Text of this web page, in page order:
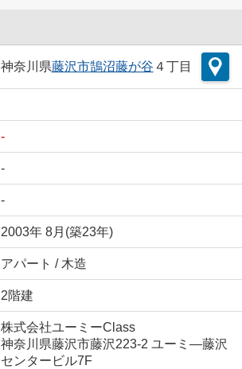
神奈川県藤沢市鵠沼藤が谷 ４丁目
-
-
-
2003年 8月(築23年)
アパート / 木造
2階建
株式会社ユーミーClass
神奈川県藤沢市藤沢223-2 ユーミ―藤沢
センタービル7F